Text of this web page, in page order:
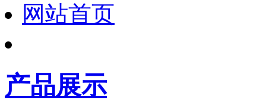
网站首页
产品展示